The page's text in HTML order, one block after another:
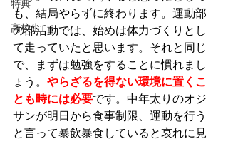
特典
高校生
も、結局やらずに終わります。運動部
の部活動では、始めは体力づくりとし
て走っていたと思います。それと同じ
で、まずは勉強をすることに慣れまし
ょう。 やらざるを得ない環境に置くこ
とも時には必要です。中年太りのオジ
サンが明日から食事制限、運動を行う
と言って暴飲暴食していると哀れに見